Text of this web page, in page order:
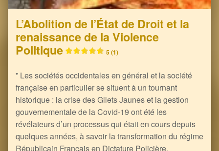
L’Abolition de l’État de Droit et la
renaissance de la Violence
Politique
5 (1)
” Les sociétés occidentales en général et la société
française en particulier se situent à un tournant
historique : la crise des Gilets Jaunes et la gestion
gouvernementale de la Covid-19 ont été les
révélateurs d’un processus qui était en cours depuis
quelques années, à savoir la transformation du régime
Républicain Français en Dictature Policière.